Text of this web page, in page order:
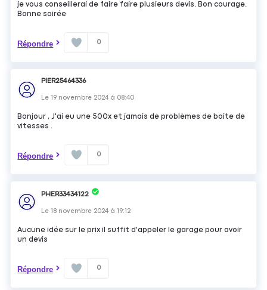
je vous conseillerai de faire faire plusieurs devis. Bon courage.
Bonne soirée
Répondre 0
PIER25464336
Le19 novembre 2024 à 08:40
Bonjour , J'ai eu une 500x et jamais de problèmes de boite de
vitesses .
Répondre 0
PHER33434122
Le18 novembre 2024 à19:12
Aucune idée sur le prix il suffit d'appeler le garage pour avoir
un devis
Répondre 0